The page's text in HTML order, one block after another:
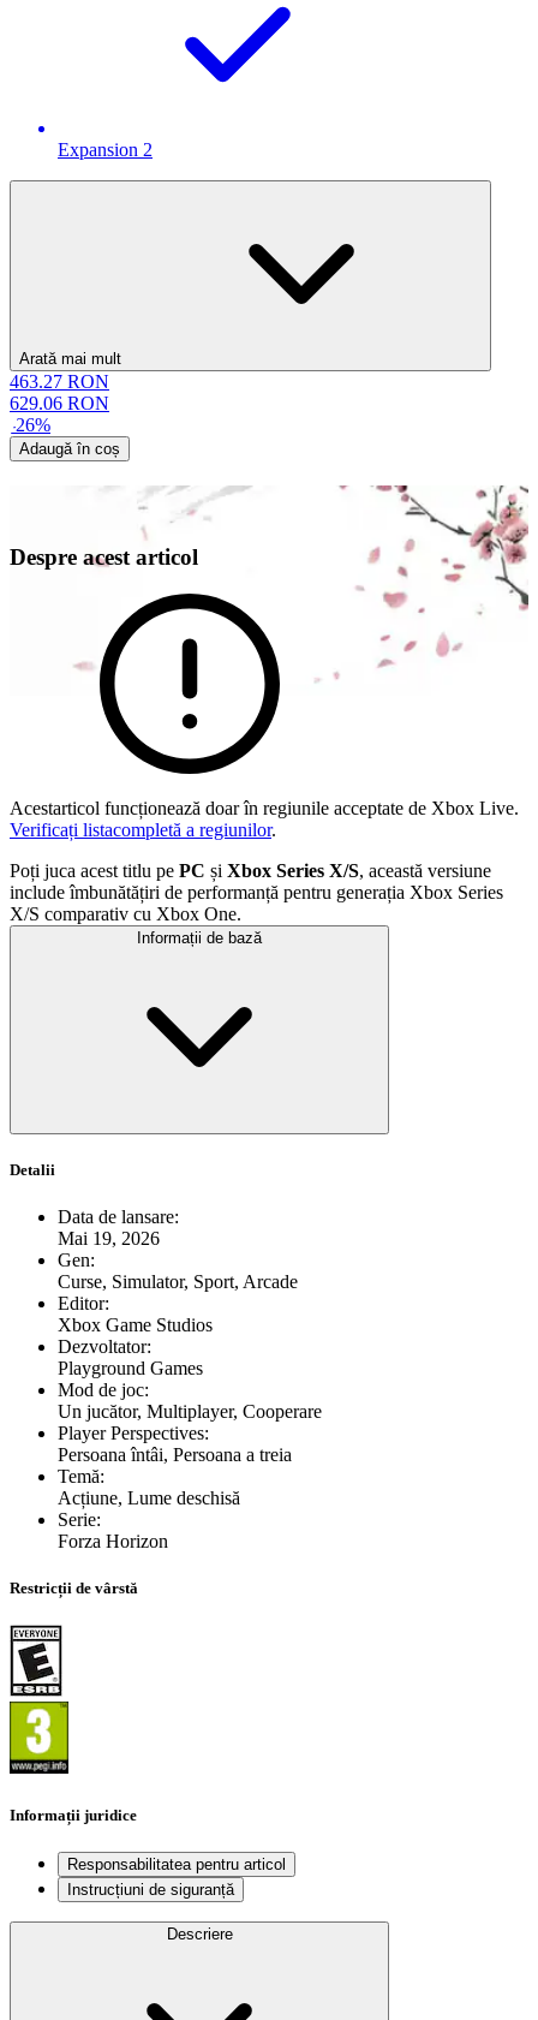
Expansion 2
Arată mai mult
463.27 RON
629.06 RON
-26%
Adaugă în coș
Despre acest articol
Acestarticol funcționează doar în regiunile acceptate de Xbox Live.
Verificați listacompletă a regiunilor.
Poți juca acest titlu pe PC și Xbox Series X/S, această versiune
include îmbunătățiri de performanță pentru generația Xbox Series
X/S comparativ cu Xbox One.
Informații de bază
Detalii
Data de lansare:
Mai 19, 2026
Gen:
Curse, Simulator, Sport, Arcade
Editor:
Xbox Game Studios
Dezvoltator:
Playground Games
Mod de joc:
Un jucător, Multiplayer, Cooperare
Player Perspectives:
Persoana întâi, Persoana a treia
Temă:
Acțiune, Lume deschisă
Serie:
Forza Horizon
Restricții de vârstă
Informații juridice
Responsabilitatea pentru articol
Instrucțiuni de siguranță
Descriere